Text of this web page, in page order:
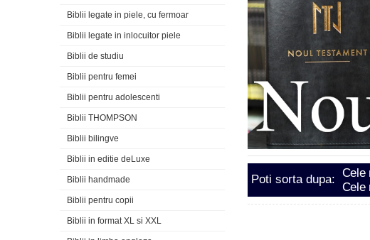
Poti sorta dupa: Cele
Cele
Biblii legate in piele, cu fermoar
Biblii legate in inlocuitor piele
Biblii de studiu
Biblii pentru femei
Biblii pentru adolescenti
Biblii THOMPSON
Biblii bilingve
Biblii in editie deLuxe
Biblii handmade
Biblii pentru copii
Biblii in format XL si XXL